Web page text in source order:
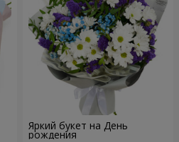
Яркий букет на День
рождения